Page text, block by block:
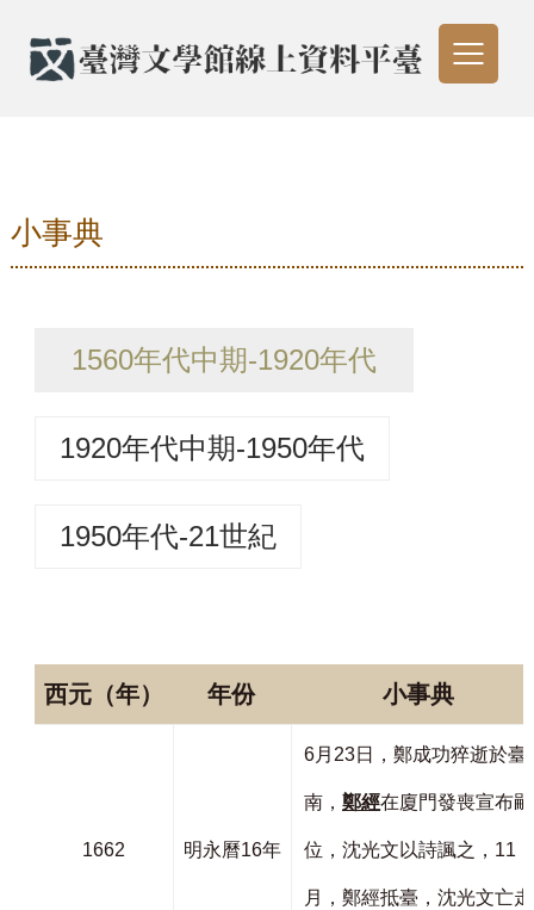
小事典
1560年代中期-1920年代
1920年代中期-1950年代
1950年代-21世紀
西元（年） 年份 小事典
1662 明永曆16年
6月23日，鄭成功猝逝於臺
南， 鄭經在廈門發喪宣布嗣
位，沈光文以詩諷之，11
月，鄭經抵臺，沈光文亡走